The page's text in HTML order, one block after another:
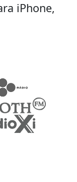
iPhone,